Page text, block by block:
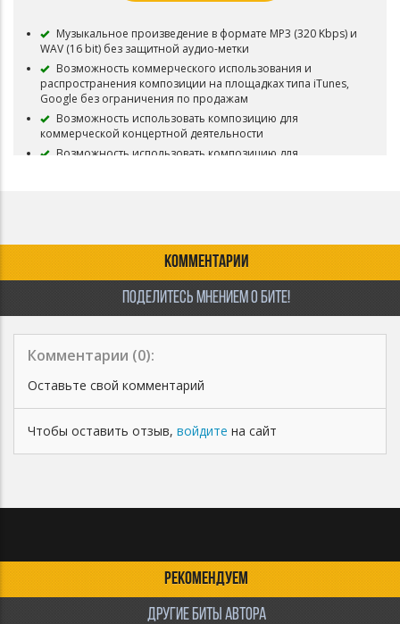
Музыкальное произведение в формате MP3 (320 Kbps) и
WAV (16 bit) без защитной аудио-метки
Возможность коммерческого использования и
распространения композиции на площадках типа iTunes,
Google без ограничения по продажам
Возможность использовать композицию для
коммерческой концертной деятельности
Возможность использовать композицию для
переходят покупателю
Приобретая данный тип лицензии Вы соглашаетесь с
условиями пользования
КОММЕНТАРИИ
ПОДЕЛИТЕСЬ МНЕНИЕМ О БИТЕ!
Комментарии (0):
Оставьте свой комментарий
Чтобы оставить отзыв, войдите на сайт
РЕКОМЕНДУЕМ
ДРУГИЕ БИТЫ АВТОРА